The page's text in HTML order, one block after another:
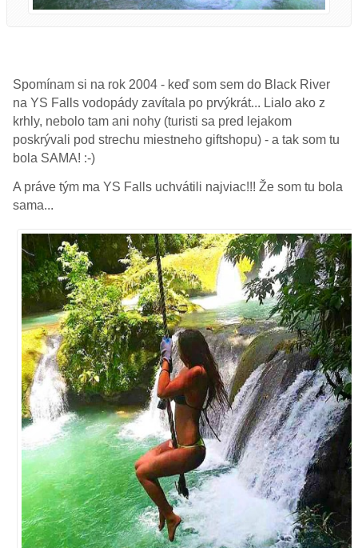
Spomínam si na rok 2004 - keď som sem do Black River
na YS Falls vodopády zavítala po prvýkrát... Lialo ako z
krhly, nebolo tam ani nohy (turisti sa pred lejakom
poskrývali pod strechu miestneho giftshopu) - a tak som tu
bola SAMA! :-)
A práve tým ma YS Falls uchvátili najviac!!! Že som tu bola
sama...